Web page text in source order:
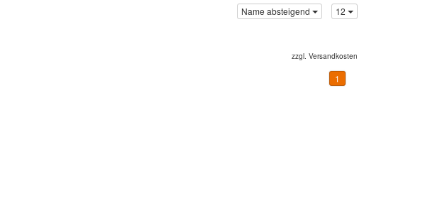
Name absteigend 12
zzgl. Versandkosten
1